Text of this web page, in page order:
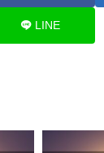
LINE